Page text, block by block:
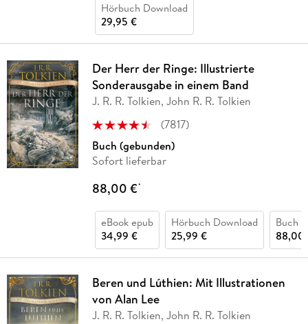
Hörbuch Download
29,95 €
Der Herr der Ringe: Illustrierte
Sonderausgabe in einem Band
J. R. R. Tolkien, John R. R. Tolkien
(7817)
Buch (gebunden)
Sofort lieferbar
88,00 €*
eBook epub
34,99 €
Hörbuch Download
25,99 €
Buch
88,00
Beren und Lúthien: Mit Illustrationen
von Alan Lee
J. R. R. Tolkien, John R. R. Tolkien